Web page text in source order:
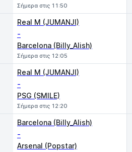
Σήμερα στις 11:50
Real M (JUMANJI)
-
Barcelona (Billy_Alish)
Σήμερα στις 12:05
Real M (JUMANJI)
-
PSG (SMILE)
Σήμερα στις 12:20
Barcelona (Billy_Alish)
-
Arsenal (Popstar)